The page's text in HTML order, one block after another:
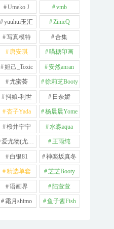
Umeko J vmb
yuuhui玉汇 ZinieQ
写真模特 合集
唐安琪 喵糖印画
妲己_Toxic 安然anran
尤蜜荟 徐莉芝Booty
抖娘-利世 日奈娇
杏子Yada 杨晨晨Yome
桜井宁宁 水淼aqua
爱尤物(尤果网) 王雨纯
白银81 神楽坂真冬
精选单套 芝芝Booty
语画界 陆萱萱
霜月shimo 鱼子酱Fish